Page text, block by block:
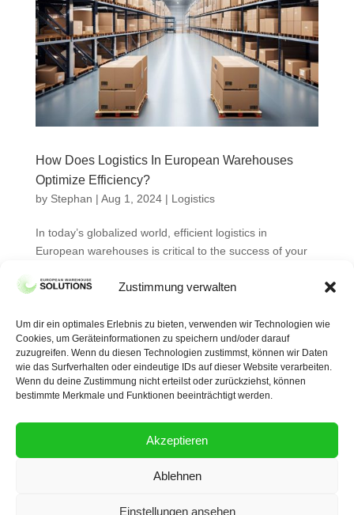
Zustimmung verwalten
Um dir ein optimales Erlebnis zu bieten, verwenden wir Technologien wie
Cookies, um Geräteinformationen zu speichern und/oder darauf
zuzugreifen. Wenn du diesen Technologien zustimmst, können wir Daten
wie das Surfverhalten oder eindeutige IDs auf dieser Website verarbeiten.
Wenn du deine Zustimmung nicht erteilst oder zurückziehst, können
bestimmte Merkmale und Funktionen beeinträchtigt werden.
Akzeptieren
Ablehnen
Einstellungen ansehen
How Does Logistics In European Warehouses
Optimize Efficiency?
by Stephan | Aug 1, 2024| Logistics
In today’s globalized world, efficient logistics in
European warehouses is critical to the success of your
operations through modern technologies, automated
blog...

Copyright (c) 2025 – WECAS GmbH –